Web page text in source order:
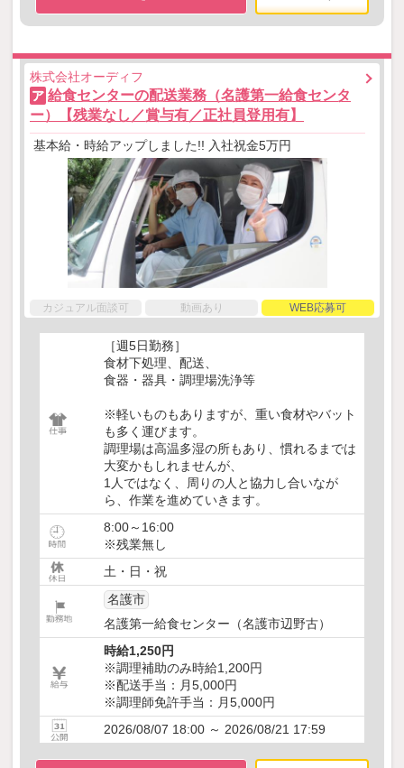
株式会社オーディフ
ア 給食センターの配送業務（名護第一給食センタ
ー）【残業なし／賞与有／正社員登用有】
基本給・時給アップしました!! 入社祝金5万円
カジュアル面談可 動画あり WEB応募可
［週5日勤務］
食材下処理、配送、
食器・器具・調理場洗浄等
※軽いものもありますが、重い食材やバット
も多く運びます。
調理場は高温多湿の所もあり、慣れるまでは
大変かもしれませんが、
1人ではなく、周りの人と協力し合いなが
ら、作業を進めていきます。
8:00～16:00
※残業無し
土・日・祝
名護市
名護第一給食センター（名護市辺野古）
時給1,250円
※調理補助のみ時給1,200円
※配送手当：月5,000円
※調理師免許手当：月5,000円
2026/08/07 18:00 ～ 2026/08/21 17:59